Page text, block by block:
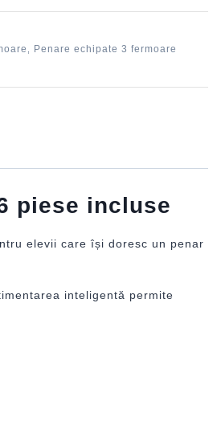
Penare echipate 3 fermoare
piese incluse
elevii care își doresc un penar
inteligentă permite